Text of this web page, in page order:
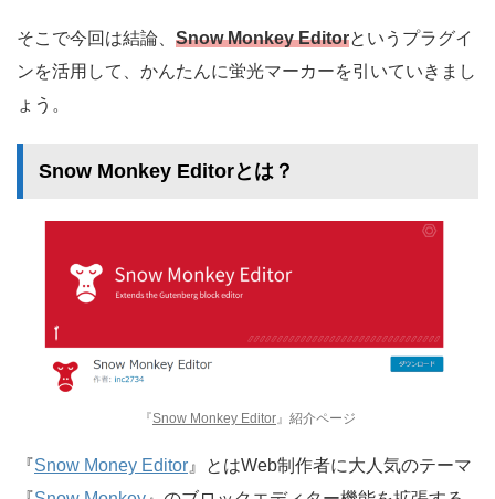
そこで今回は結論、 Snow Monkey Editorというプラグイ
ンを活用して、かんたんに蛍光マーカーを引いていきまし
ょう。
Snow Monkey Editorとは？
『Snow Monkey Editor 』紹介ページ
『Snow Money Editor 』とはWeb制作者に大人気のテーマ